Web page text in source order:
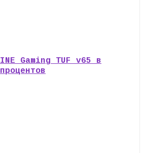
Gaming TUF v65 в